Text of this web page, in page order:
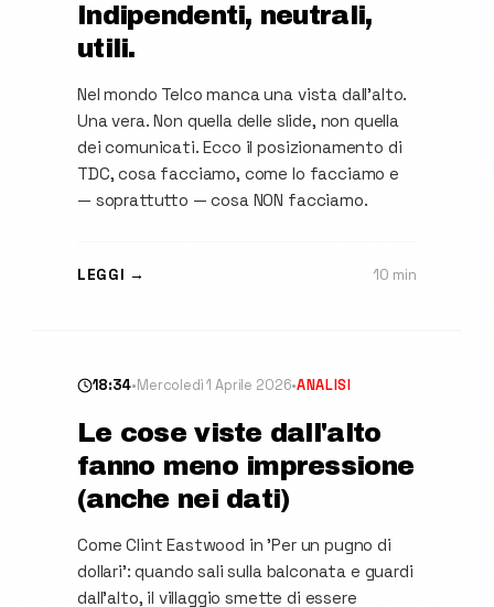
Indipendenti, neutrali,
utili.
Nel mondo Telco manca una vista dall'alto.
Una vera. Non quella delle slide, non quella
dei comunicati. Ecco il posizionamento di
TDC, cosa facciamo, come lo facciamo e
— soprattutto — cosa NON facciamo.
LEGGI → 10 min
18:34•Mercoledì 1 Aprile 2026•ANALISI
Le cose viste dall'alto
fanno meno impressione
(anche nei dati)
Come Clint Eastwood in 'Per un pugno di
dollari': quando sali sulla balconata e guardi
dall'alto, il villaggio smette di essere